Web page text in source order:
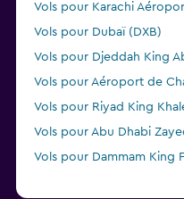
Vols pour Karachi
Vols pour Dubaï (DXB)
Vols pour Djeddah King
Vols pour Aéroport de
Vols pour Riyad King
Vols pour Abu Dhabi
Vols pour Dammam King